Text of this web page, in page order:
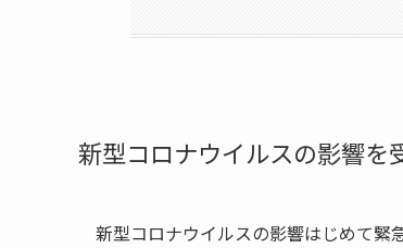
新型コロナウイルスの影響を
新型コロナウイルスの影響はじめて緊